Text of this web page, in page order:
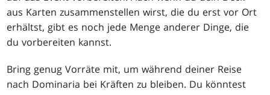
aus Karten zusammenstellen wirst, die du erst vor Ort
erhältst, gibt es noch jede Menge anderer Dinge, die
du vorbereiten kannst.
Bring genug Vorräte mit, um während deiner Reise
nach Dominaria bei Kräften zu bleiben. Du könntest